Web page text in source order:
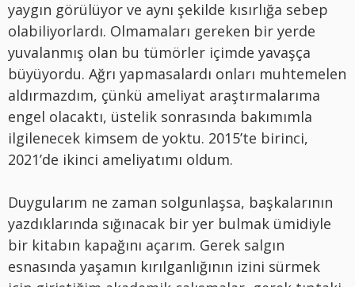
yaygın görülüyor ve aynı şekilde kısırlığa sebep
olabiliyorlardı. Olmamaları gereken bir yerde
yuvalanmış olan bu tümörler içimde yavaşça
büyüyordu. Ağrı yapmasalardı onları muhtemelen
aldırmazdım, çünkü ameliyat araştırmalarıma
engel olacaktı, üstelik sonrasında bakımımla
ilgilenecek kimsem de yoktu. 2015’te birinci,
2021’de ikinci ameliyatımı oldum.
Duygularım ne zaman solgunlaşsa, başkalarının
yazdıklarında sığınacak bir yer bulmak ümidiyle
bir kitabın kapağını açarım. Gerek salgın
esnasında yaşamın kırılganlığının izini sürmek